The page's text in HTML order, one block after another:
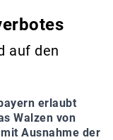
auf den
erlaubt
Walzen von
Ausnahme der